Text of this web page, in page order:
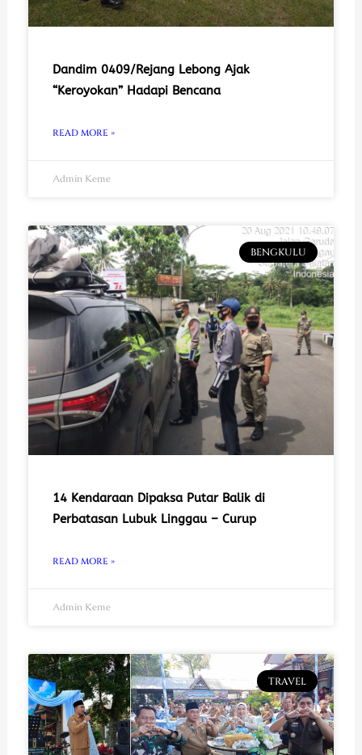
Dandim 0409/Rejang Lebong Ajak
“Keroyokan” Hadapi Bencana
READ MORE »
Admin Keme
BENGKULU
14 Kendaraan Dipaksa Putar Balik di
Perbatasan Lubuk Linggau – Curup
READ MORE »
Admin Keme
TRAVEL